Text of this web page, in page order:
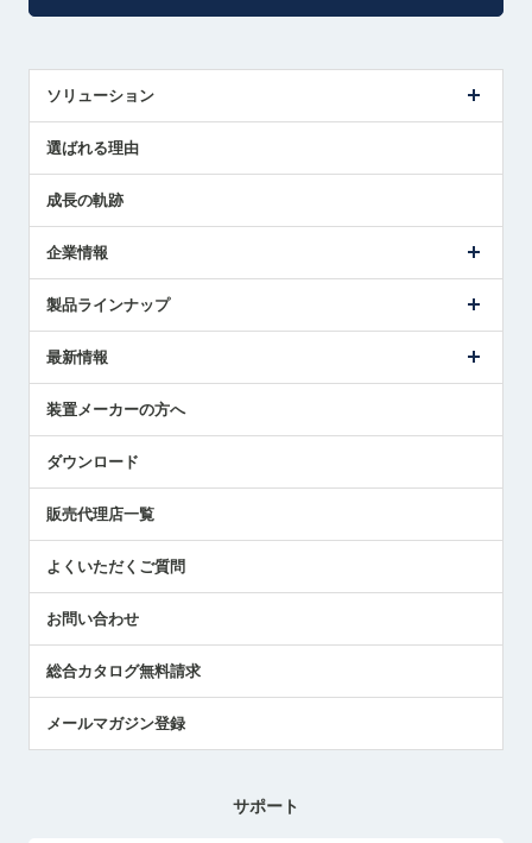
ソリューション
解決策提案
選ばれる理由
成長の軌跡
企業情報
ごあいさつ
受賞履歴
採用情報
国/地域/言語
製品ラインナップ
ツールセッタ製品
エアマイクロセンサ製品
最新情報
メトロールの技術
社員ブログ
中小企業のBCP地震対策
センサのテクニカルガイド
社長ブログ
装置メーカーの方へ
ダウンロード
販売代理店一覧
よくいただくご質問
お問い合わせ
総合カタログ無料請求
メールマガジン登録
サポート